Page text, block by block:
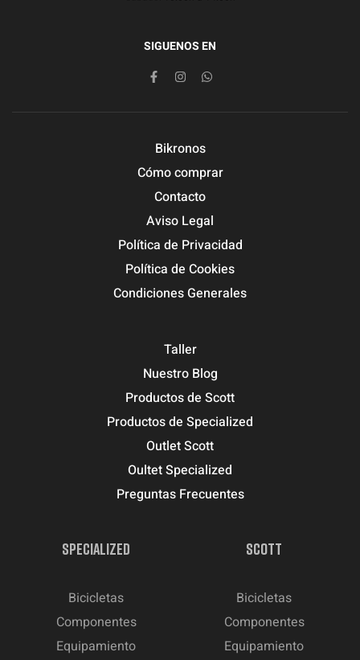
SIGUENOS EN
Bikronos
Cómo comprar
Contacto
Aviso Legal
Política de Privacidad
Política de Cookies
Condiciones Generales
Taller
Nuestro Blog
Productos de Scott
Productos de Specialized
Outlet Scott
Oultet Specialized
Preguntas Frecuentes
SPECIALIZED
Bicicletas
Componentes
Equipamiento
SCOTT
Bicicletas
Componentes
Equipamiento